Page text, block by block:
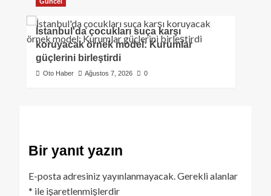
İstanbul'da çocukları suça karşı
koruyacak örnek model: Kurumlar
güçlerini birleştirdi
Oto Haber Ağustos 7, 2026 0
Bir yanıt yazın
E-posta adresiniz yayınlanmayacak.Gerekli alanlar
* ile işaretlenmişlerdir